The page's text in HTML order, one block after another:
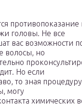
противопоказание
головы. Не все
вас возможности
волосы, но
Но если
то зная
могу
химических